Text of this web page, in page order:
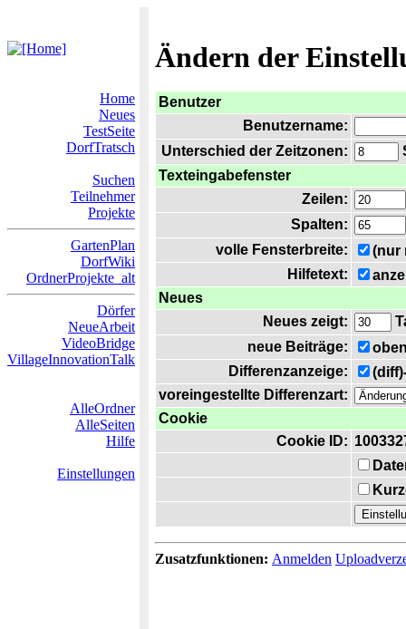
Ändern der
Home
Neues
TestSeite
DorfTratsch
Suchen
Teilnehmer
Projekte
GartenPlan
DorfWiki
OrdnerProjekte_alt
Dörfer
NeueArbeit
VideoBridge
VillageInnovationTalk
AlleOrdner
AlleSeiten
Hilfe
Einstellungen
Benutzer
Benutzername:
Unterschied der Zeitzonen:
Texteingabefenster
Zeilen:
Spalten:
volle Fensterbreite:
(nur
Hilfetext:
Neues
Neues zeigt:
neue Beiträge:
Differenzanzeige:
voreingestellte Differenzart:
Cookie
Cookie ID:
Zusatzfunktionen: Anmelden